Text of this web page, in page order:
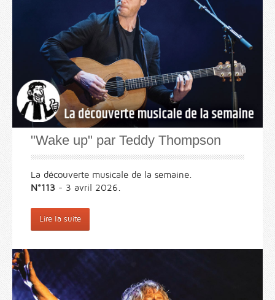
"Wake up" par Teddy Thompson
La découverte musicale de la semaine.
N°113 - 3 avril 2026.
Lire la suite